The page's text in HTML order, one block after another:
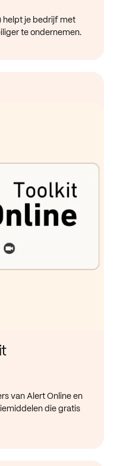
helpt je bedrijf met
te ondernemen.
van Alert Online en
die gratis